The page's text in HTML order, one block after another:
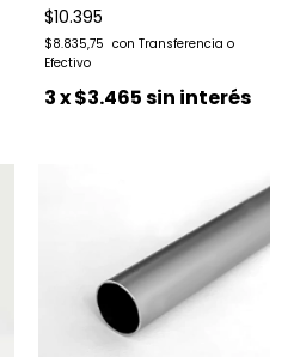
$10.395
$8.835,75
3x$3.465sin interés